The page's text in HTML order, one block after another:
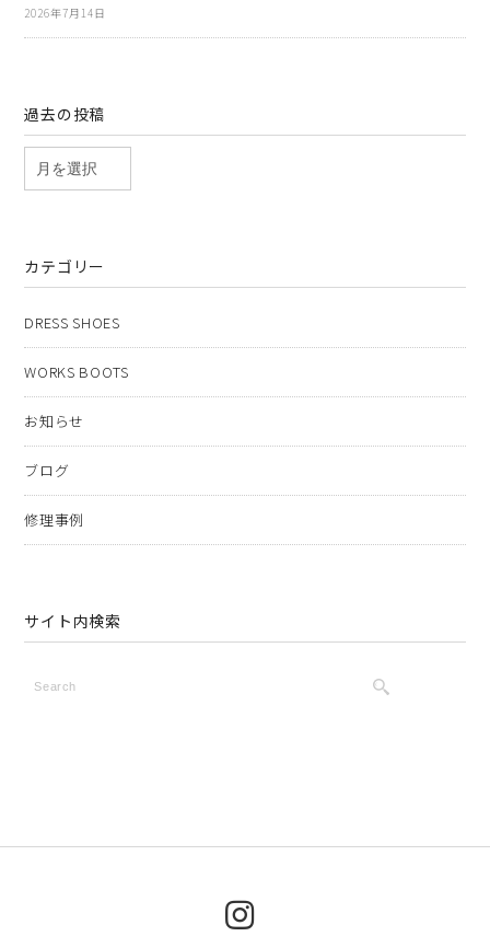
2026年7月14日
過去の投稿
カテゴリー
DRESS SHOES
WORKS BOOTS
お知らせ
ブログ
修理事例
サイト内検索